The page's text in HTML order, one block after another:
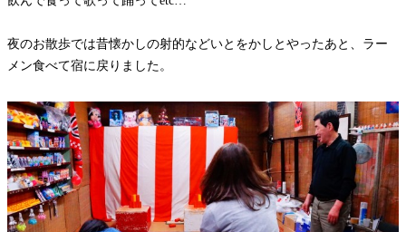
夜のお散歩では昔懐かしの射的などいとをかしとやったあと、ラー
メン食べて宿に戻りました。